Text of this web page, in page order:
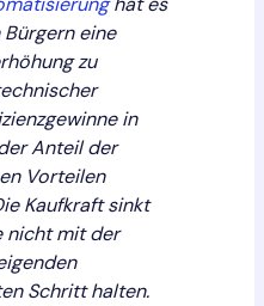
eine
zu
in
Anteil der
Vorteilen
Kaufkraft sinkt
nicht mit der
Schritt halten.